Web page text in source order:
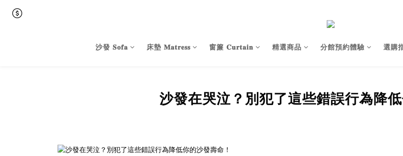
沙發 𝐒𝐨𝐟𝐚 床墊 𝐌𝐚𝐭𝐫𝐞𝐬𝐬 窗簾 𝐂𝐮𝐫𝐭𝐚𝐢𝐧 精選商品 分館預約體驗 選購
沙發在哭泣？別犯了這些錯誤行為降